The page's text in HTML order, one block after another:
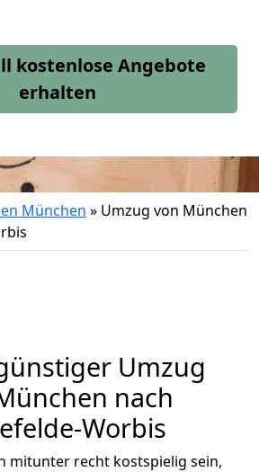
kostenlose Angebote
erhalten
München » Umzug von München
Umzug
nach
Worbis
mitunter recht kostspielig sein,